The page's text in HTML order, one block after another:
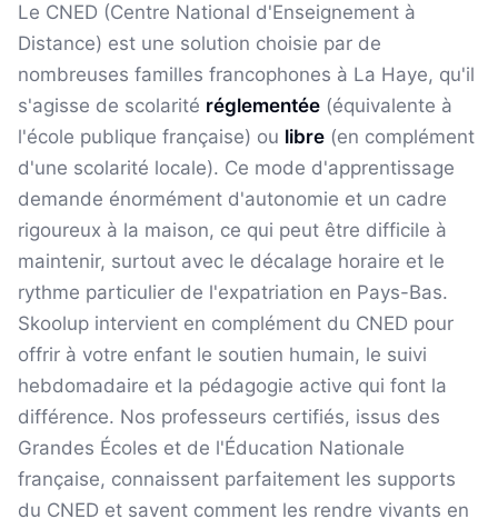
Le CNED (Centre National d'Enseignement à
Distance) est une solution choisie par de
nombreuses familles francophones à La Haye, qu'il
s'agisse de scolarité réglementée (équivalente à
l'école publique française) ou libre (en complément
d'une scolarité locale). Ce mode d'apprentissage
demande énormément d'autonomie et un cadre
rigoureux à la maison, ce qui peut être difficile à
maintenir, surtout avec le décalage horaire et le
rythme particulier de l'expatriation en Pays-Bas.
Skoolup intervient en complément du CNED pour
offrir à votre enfant le soutien humain, le suivi
hebdomadaire et la pédagogie active qui font la
différence. Nos professeurs certifiés, issus des
Grandes Écoles et de l'Éducation Nationale
française, connaissent parfaitement les supports
du CNED et savent comment les rendre vivants en